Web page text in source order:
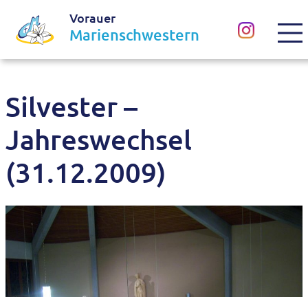
Vorauer
Marienschwestern
Silvester –
Jahreswechsel
(31.12.2009)